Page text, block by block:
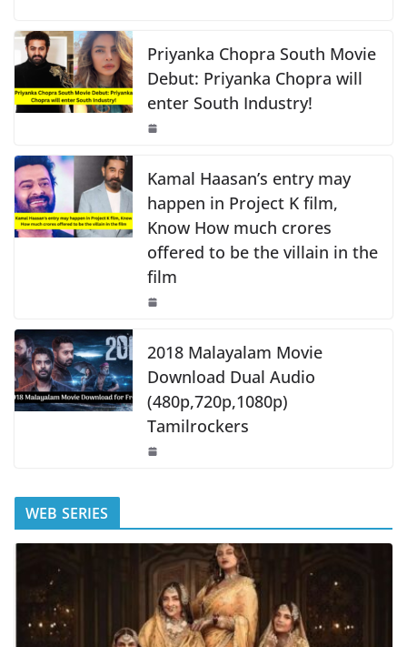
o
k
p
c
e
b
o
k
at
s
A
p
y
Li
n
k
e
Priyanka Chopra South Movie
Debut: Priyanka Chopra will
enter South Industry!
Kamal Haasan’s entry may
happen in Project K film,
Know How much crores
offered to be the villain in the
film
2018 Malayalam Movie
Download Dual Audio
(480p,720p,1080p)
Tamilrockers
WEB SERIES